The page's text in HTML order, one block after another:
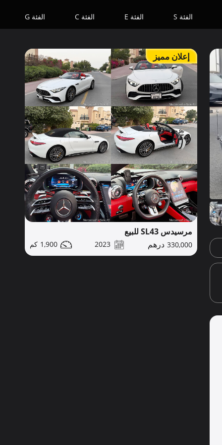
الفئة S الفئة E الفئة C الفئة G
إعلان مميز
مرسيدس SL43 للبيع
330,000
2023
1,900